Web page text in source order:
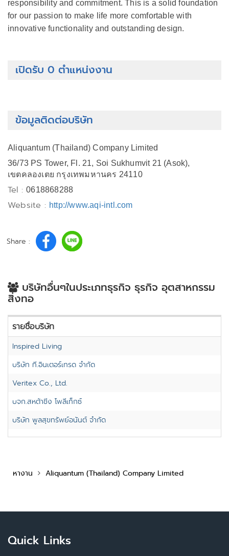
responsibility and commitment. This is a solid foundation
for our passion to make life more comfortable with
innovative functionality and outstanding design.
เปิดรับ 0 ตำแหน่งงาน
ข้อมูลติดต่อบริษัท
Aliquantum (Thailand) Company Limited
36/73 PS Tower, Fl. 21, Soi Sukhumvit 21 (Asok),
เขตคลองเตย กรุงเทพมหานคร 24110
Tel :0618868288
Website : http://www.aqi-intl.com
Share :
บริษัทอื่นๆในประเภทธุรกิจ ธุรกิจ อุตสาหกรรม
สิ่งทอ
รายชื่อบริษัท
Inspired Living
บริษัท ที.อินเตอร์เทรด จำกัด
Veritex Co., Ltd.
บจก.สหต้าชิ่ง โพลีเท็กซ์
บริษัท พูลสุขทรัพย์อนันต์ จำกัด
หางาน Aliquantum (Thailand) Company Limited
Quick Links